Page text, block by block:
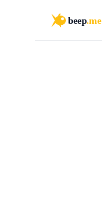
beep.me